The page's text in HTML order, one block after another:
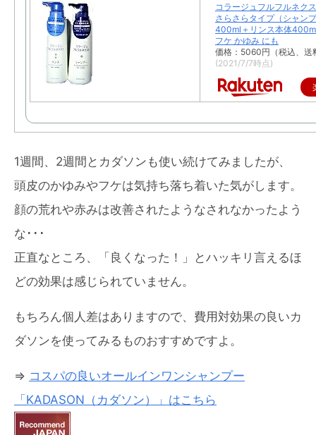
コラージュフルフルネク
さらさらタイプ（シャン
400ml＋リンス本体
フケ かゆみ にも
価格：5060円（税込、送
(2021/7/7時点)
1週間、2週間とカダソンも使い続けてみましたが、
頭皮のかゆみやフケは気持ち落ち着いた気がします。
顔の荒れや赤みは改善されたようなされなかったよう
な･･･
正直なところ、「良くなった！」とハッキリ言えるほ
どの効果は感じられていません。
もちろん個人差はありますので、費用対効果の良いカ
ダソンを使ってみるものおすすめですよ。
⇒ コスパの良いオールインワンシャンプー
「KADASON（カダソン）」はこちら